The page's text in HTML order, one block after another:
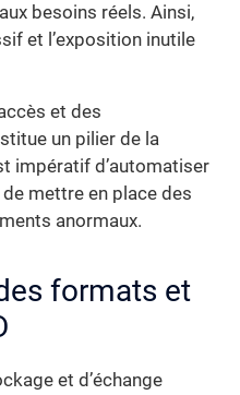
besoins réels. Ainsi,
et l’exposition inutile
et des
un pilier de la
impératif d’automatiser
mettre en place des
anormaux.
formats et
et d’échange